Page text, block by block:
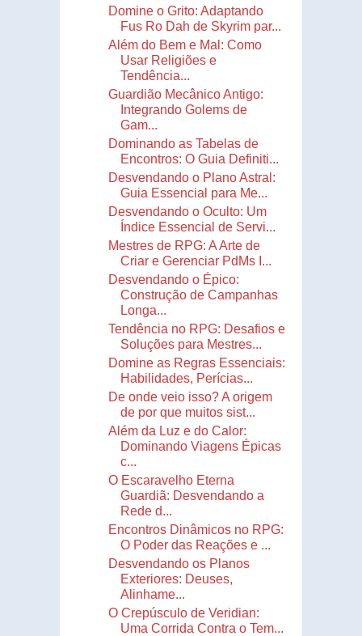
Domine o Grito: Adaptando
Fus Ro Dah de Skyrim par...
Além do Bem e Mal: Como
Usar Religiões e
Tendência...
Guardião Mecânico Antigo:
Integrando Golems de
Gam...
Dominando as Tabelas de
Encontros: O Guia Definiti...
Desvendando o Plano Astral:
Guia Essencial para Me...
Desvendando o Oculto: Um
Índice Essencial de Servi...
Mestres de RPG: A Arte de
Criar e Gerenciar PdMs I...
Desvendando o Épico:
Construção de Campanhas
Longa...
Tendência no RPG: Desafios e
Soluções para Mestres...
Domine as Regras Essenciais:
Habilidades, Perícias...
De onde veio isso? A origem
de por que muitos sist...
Além da Luz e do Calor:
Dominando Viagens Épicas
c...
O Escaravelho Eterna
Guardiã: Desvendando a
Rede d...
Encontros Dinâmicos no RPG:
O Poder das Reações e ...
Desvendando os Planos
Exteriores: Deuses,
Alinhame...
O Crepúsculo de Veridian:
Uma Corrida Contra o Tem...